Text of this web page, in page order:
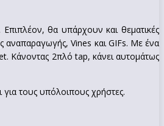
θα υπάρχουν και θεματικές
αναπαραγωγής, Vines και GIFs. Με ένα
Κάνοντας 2πλό tap, κάνει αυτομάτως
τους υπόλοιπους χρήστες.